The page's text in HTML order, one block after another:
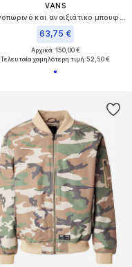
VANS
63,75 €
Αρχικά: 150,00 €
Τελευταία χαμηλότερη τιμή:52,50 €